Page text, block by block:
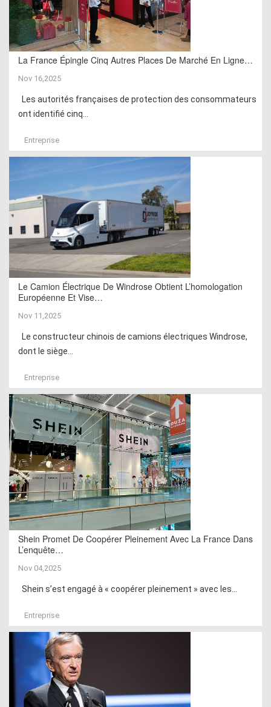
La France Épingle Cinq Autres Places De Marché En Ligne…
Nov 16,2025
Les autorités françaises de protection des consommateurs
ont identifié cinq...
Entreprise
Le Camion Électrique De Windrose Obtient L’homologation
Européenne Et Vise…
Nov 11,2025
Le constructeur chinois de camions électriques Windrose,
dont le siège...
Entreprise
Shein Promet De Coopérer Pleinement Avec La France Dans
L’enquête…
Nov 04,2025
Shein s’est engagé à « coopérer pleinement » avec les...
Entreprise